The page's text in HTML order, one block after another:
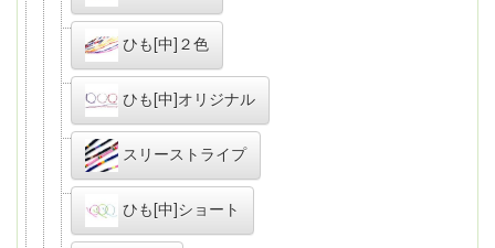
ひも[中]２色
ひも[中]オリジナル
スリーストライプ
ひも[中]ショート